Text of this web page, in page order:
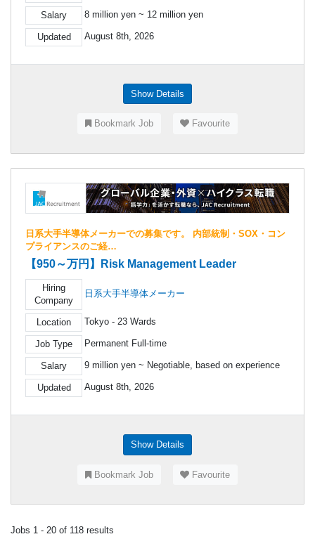
Salary 8 million yen ~ 12 million yen
Updated August 8th, 2026
Show Details
Bookmark Job Favourite
日系大手半導体メーカーでの募集です。 内部統制・SOX・コン
プライアンスのご経…
【950～万円】Risk Management Leader
Hiring
Company
日系大手半導体メーカー
Location Tokyo - 23 Wards
Job Type Permanent Full-time
Salary 9 million yen ~ Negotiable, based on experience
Updated August 8th, 2026
Show Details
Bookmark Job Favourite
Jobs 1 - 20 of 118 results